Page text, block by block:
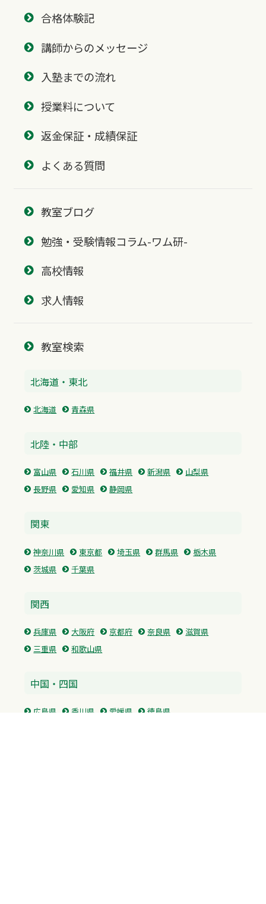
合格体験記
講師からのメッセージ
入塾までの流れ
授業料について
返金保証・成績保証
よくある質問
教室ブログ
勉強・受験情報コラム-ワム研-
高校情報
求人情報
教室検索
北海道・東北
北海道 青森県
北陸・中部
富山県 石川県 福井県 新潟県
山梨県
長野県
愛知県 静岡県
関東
神奈川県 東京都 埼玉県 群馬県
栃木県
茨城県
千葉県
関西
兵庫県 大阪府 京都府 奈良県
滋賀県
三重県
和歌山県
中国・四国
広島県 香川県 愛媛県 徳島県